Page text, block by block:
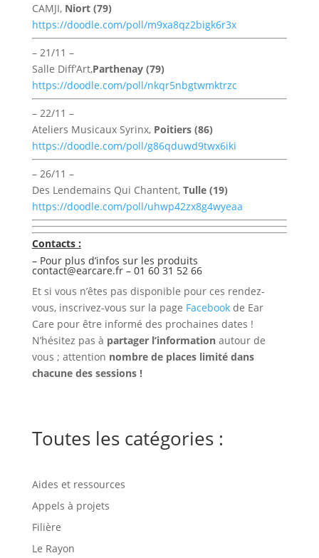
CAMJI, Niort (79)
https://doodle.com/poll/m9xa8qz2bigk6r3x
– 21/11 –
Salle Diff’Art,Parthenay (79)
https://doodle.com/poll/nkqr5nbgtwmktrzc
– 22/11 –
Ateliers Musicaux Syrinx, Poitiers (86)
https://doodle.com/poll/g86qduwd9twx6iki
– 26/11 –
Des Lendemains Qui Chantent,Tulle (19)
https://doodle.com/poll/uhwp42zx8g4wyeaa
Contacts :
– Pour plus d’infos sur les produits
contact@earcare.fr – 01 60 31 52 66
Et si vous n’êtes pas disponible pour ces rendez-
vous, inscrivez-vous sur la page Facebookde Ear
Care pour être informé des prochaines dates !
N’hésitez pas à partager l’informationautour de
vous ; attention nombre de places limité dans
chacune des sessions !
Toutes les catégories :
Aides et ressources
Appels à projets
Filière
Le Rayon